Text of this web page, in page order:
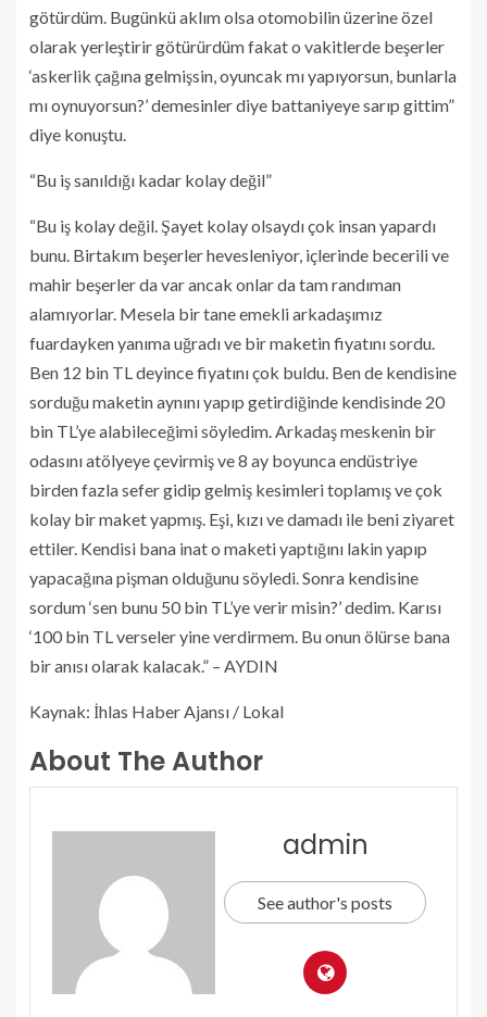
götürdüm. Bugünkü aklım olsa otomobilin üzerine özel
olarak yerleştirir götürürdüm fakat o vakitlerde beşerler
‘askerlik çağına gelmişsin, oyuncak mı yapıyorsun, bunlarla
mı oynuyorsun?’ demesinler diye battaniyeye sarıp gittim”
diye konuştu.
“Bu iş sanıldığı kadar kolay değil”
“Bu iş kolay değil. Şayet kolay olsaydı çok insan yapardı
bunu. Birtakım beşerler hevesleniyor, içlerinde becerili ve
mahir beşerler da var ancak onlar da tam randıman
alamıyorlar. Mesela bir tane emekli arkadaşımız
fuardayken yanıma uğradı ve bir maketin fiyatını sordu.
Ben 12 bin TL deyince fiyatını çok buldu. Ben de kendisine
sorduğu maketin aynını yapıp getirdiğinde kendisinde 20
bin TL’ye alabileceğimi söyledim. Arkadaş meskenin bir
odasını atölyeye çevirmiş ve 8 ay boyunca endüstriye
birden fazla sefer gidip gelmiş kesimleri toplamış ve çok
kolay bir maket yapmış. Eşi, kızı ve damadı ile beni ziyaret
ettiler. Kendisi bana inat o maketi yaptığını lakin yapıp
yapacağına pişman olduğunu söyledi. Sonra kendisine
sordum ‘sen bunu 50 bin TL’ye verir misin?’ dedim. Karısı
‘100 bin TL verseler yine verdirmem. Bu onun ölürse bana
bir anısı olarak kalacak.” – AYDIN
Kaynak: İhlas Haber Ajansı / Lokal
About The Author
admin
See author's posts